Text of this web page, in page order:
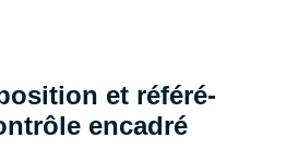
et référé-
encadré